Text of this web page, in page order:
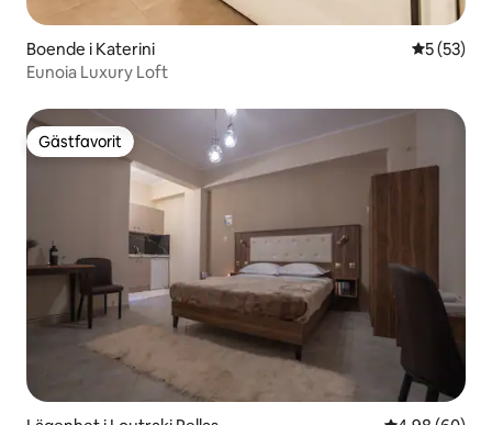
Boende i Katerini 5 av 5 i
5 (53)
Eunoia Luxury Loft
Gästfavorit
Gästfavorit